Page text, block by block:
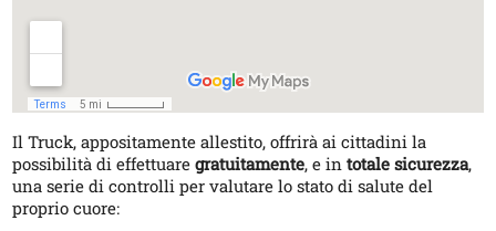
Il Truck, appositamente allestito, offrirà ai cittadini la
possibilità di effettuaregratuitamente, e intotale sicurezza,
una serie di controlli per valutare lo stato di salute del
proprio cuore: